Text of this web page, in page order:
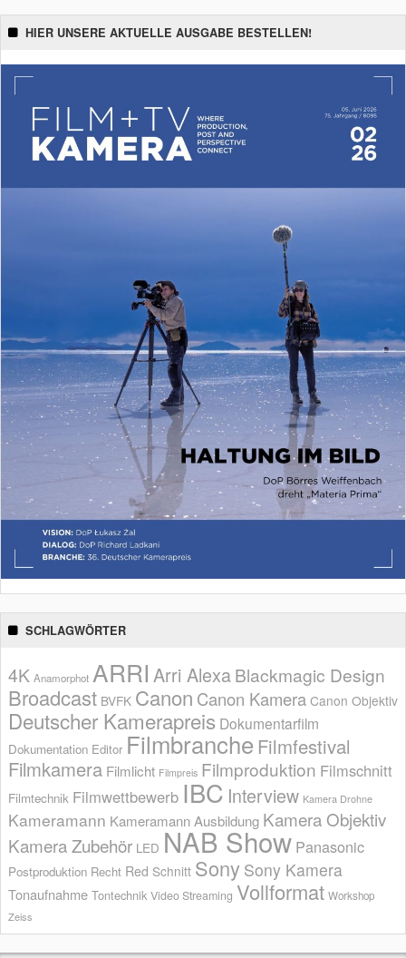
HIER UNSERE AKTUELLE AUSGABE BESTELLEN!
SCHLAGWÖRTER
4K Anamorphot ARRI Arri AlexaBlackmagic Design
Broadcast BVFK Canon Canon Kamera Canon Objektiv
Deutscher Kamerapreis Dokumentarfilm
Dokumentation Editor Filmbranche Filmfestival
Filmkamera Filmlicht Filmpreis Filmproduktion Filmschnitt
Filmtechnik Filmwettbewerb IBC Interview Kamera Drohne
Kameramann Kameramann Ausbildung Kamera Objektiv
Kamera Zubehör LED NAB Show Panasonic
Postproduktion Recht Red Schnitt Sony Sony Kamera
Tonaufnahme Tontechnik Video Streaming Vollformat Workshop
Zeiss